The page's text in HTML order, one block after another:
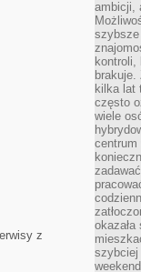
z
ambicji,
szybsze
kontroli,
kilka lat
często
wiele
centrum
szybciej